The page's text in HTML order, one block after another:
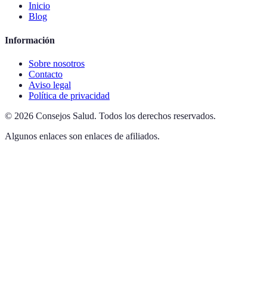
Inicio
Blog
Información
Sobre nosotros
Contacto
Aviso legal
Política de privacidad
© 2026 Consejos Salud. Todos los derechos reservados.
Algunos enlaces son enlaces de afiliados.